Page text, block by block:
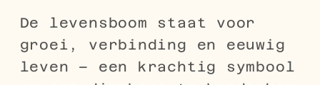
De levensboom staat voor
groei, verbinding en eeuwig
leven – een krachtig symbool